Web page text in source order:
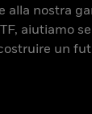
alla nostra
aiutiamo
un